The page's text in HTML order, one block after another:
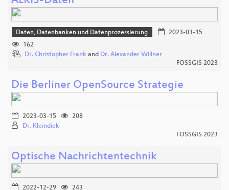
Daten, Datenbanken und Datenprozessierung
2023-03-15
162
Dr. Christopher Frank and Dr. Alexander Willner
FOSSGIS 2023
Die Berliner OpenSource Strategie
2023-03-15
208
Dr. Kleindiek
FOSSGIS 2023
Optische Nachrichtentechnik
2022-12-29
243